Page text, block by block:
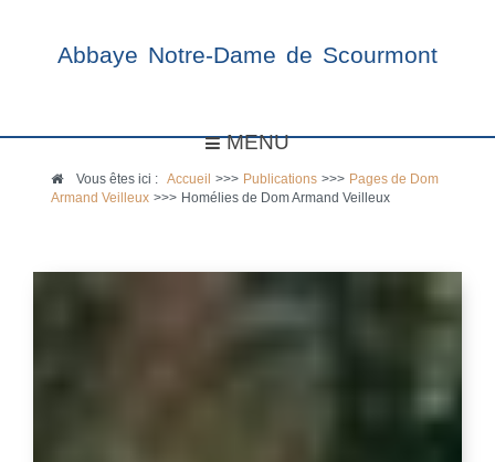
Abbaye Notre-Dame de Scourmont
MENU
Vous êtes ici :Accueil >>> Publications >>> Pages de Dom
Armand Veilleux >>> Homélies de Dom Armand Veilleux